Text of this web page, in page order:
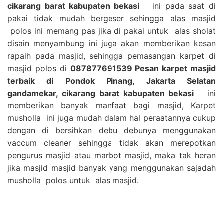
cikarang barat kabupaten bekasi ini pada saat di
pakai tidak mudah bergeser sehingga alas masjid
polos ini memang pas jika di pakai untuk alas sholat
disain menyambung ini juga akan memberikan kesan
rapaih pada masjid, sehingga pemasangan karpet di
masjid polos di 087877691539 Pesan karpet masjid
terbaik di Pondok Pinang, Jakarta Selatan
gandamekar, cikarang barat kabupaten bekasi ini
memberikan banyak manfaat bagi masjid, Karpet
musholla ini juga mudah dalam hal peraatannya cukup
dengan di bersihkan debu debunya menggunakan
vaccum cleaner sehingga tidak akan merepotkan
pengurus masjid atau marbot masjid, maka tak heran
jika masjid masjid banyak yang menggunakan sajadah
musholla polos untuk alas masjid.